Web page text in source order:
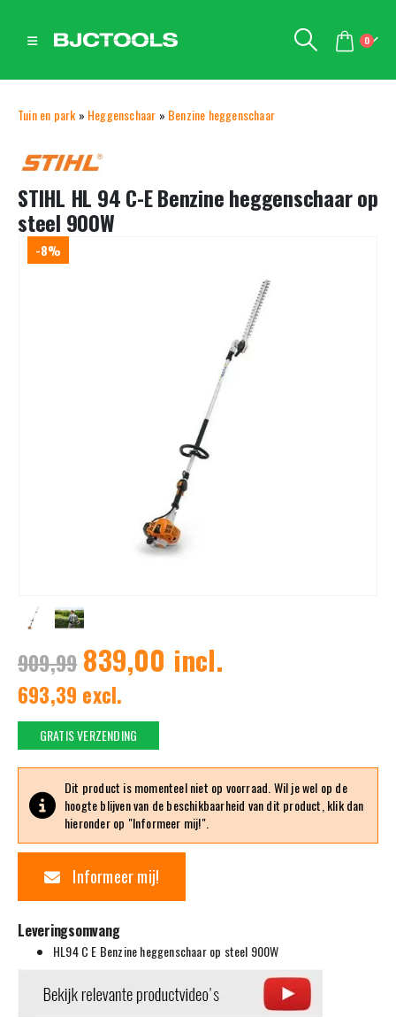
0
Tuin en park » Heggenschaar » Benzine heggenschaar
STIHL HL 94 C-E Benzine heggenschaar op
steel 900W
-8%
909,99 839,00 incl.
693,39 excl.
GRATIS VERZENDING
Dit product is momenteel niet op voorraad. Wil je wel op de
hoogte blijven van de beschikbaarheid van dit product, klik dan
hieronder op "Informeer mij!".
Informeer mij!
Leveringsomvang
HL94 C E Benzine heggenschaar op steel 900W